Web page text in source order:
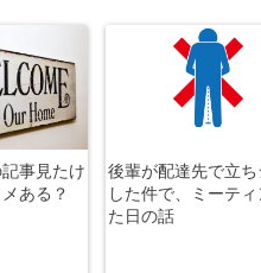
事見たけ
ある？
後輩が配達先で立
した件で、ミーテ
た日の話